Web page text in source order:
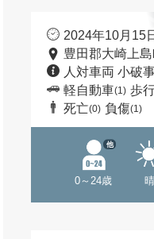
2024年10月15
豊田郡大崎上
人対車両 小破
軽自動車(1) 歩
死亡(0) 負傷(1)
0～24歳
他
晴